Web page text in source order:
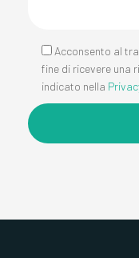
Acconsento al
fine di ricevere una
indicato nella